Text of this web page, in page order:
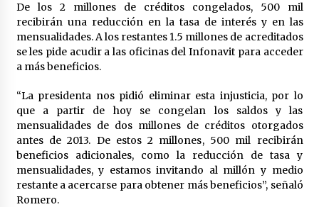
Trump asegura que barcos cargados de
petróleo están empezando a salir de Ormuz
2 meses atrás
México libraría posible arancel de EE.UU. en
85% de sus exportaciones
2 meses atrás
De los 2 millones de créditos congelados, 500 mil
recibirán una reducción en la tasa de interés y en las
mensualidades. A los restantes 1.5 millones de acreditados
se les pide acudir a las oficinas del Infonavit para acceder
a más beneficios.
“La presidenta nos pidió eliminar esta injusticia, por lo
que a partir de hoy se congelan los saldos y las
mensualidades de dos millones de créditos otorgados
antes de 2013. De estos 2 millones, 500 mil recibirán
beneficios adicionales, como la reducción de tasa y
mensualidades, y estamos invitando al millón y medio
restante a acercarse para obtener más beneficios”, señaló
Romero.